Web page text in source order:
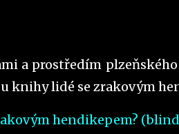
a prostředím
knihy lidé se zrakovým
hendikepem?